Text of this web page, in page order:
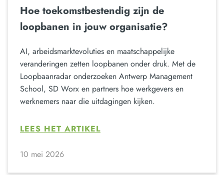
Hoe toekomstbestendig zijn de
loopbanen in jouw organisatie?
AI, arbeidsmarktevoluties en maatschappelijke
veranderingen zetten loopbanen onder druk. Met de
Loopbaanradar onderzoeken Antwerp Management
School, SD Worx en partners hoe werkgevers en
werknemers naar die uitdagingen kijken.
LEES HET ARTIKEL
10 mei 2026